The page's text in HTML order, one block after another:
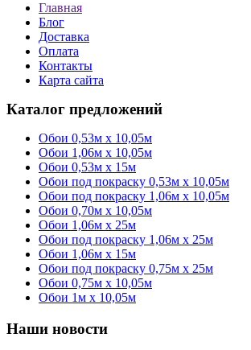
Главная
Блог
Доставка
Оплата
Контакты
Карта сайта
Каталог предложений
Обои 0,53м x 10,05м
Обои 1,06м х 10,05м
Обои 0,53м x 15м
Обои под покраску 0,53м x 10,05м
Обои под покраску 1,06м х 10,05м
Обои 0,70м x 10,05м
Обои 1,06м x 25м
Обои под покраску 1,06м x 25м
Обои 1,06м x 15м
Обои под покраску 0,75м x 25м
Обои 0,75м x 10,05м
Обои 1м х 10,05м
Наши новости